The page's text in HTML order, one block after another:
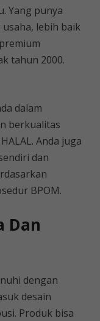
Yang punya
lebih baik
tahun 2000.
dalam
berkualitas
Anda juga
dan
BPOM.
Dan
dengan
desain
Produk bisa